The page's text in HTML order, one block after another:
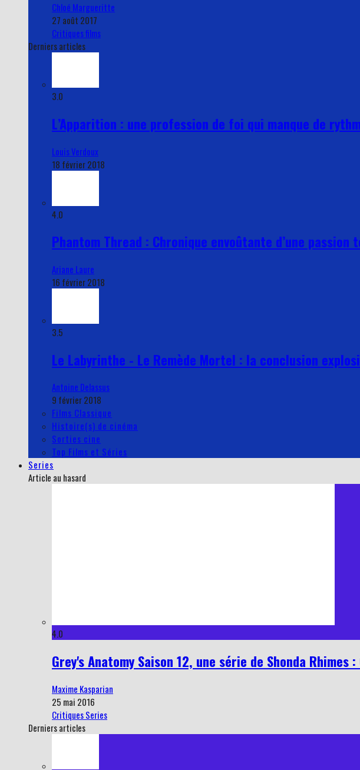
Chloé Margueritte
27 août 2017
Critiques films
Derniers articles
3.0
L’Apparition : une profession de foi qui manque de
Louis Verdoux
18 février 2018
4.0
Phantom Thread : Chronique envoûtante d’une passion
Ariane Laure
16 février 2018
3.5
Le Labyrinthe - Le Remède Mortel : la conclusion
Antoine Delassus
9 février 2018
Films Classique
Histoire(s) de cinéma
Sorties cine
Top Films et Séries
Series
Article au hasard
4.0
Grey's Anatomy Saison 12, une série de Shonda Rhimes
Maxime Kasparian
25 mai 2016
Critiques Series
Derniers articles